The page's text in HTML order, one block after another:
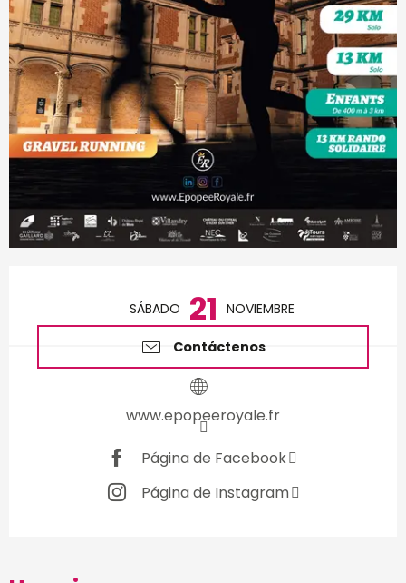
Horarios y datos de
SÁBADO 21 NOVIEMBRE
Contáctenos
www.epopeeroyale.fr
Página de Facebook
Página de Instagram